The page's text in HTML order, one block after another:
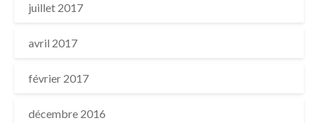
juillet 2017
avril 2017
février 2017
décembre 2016